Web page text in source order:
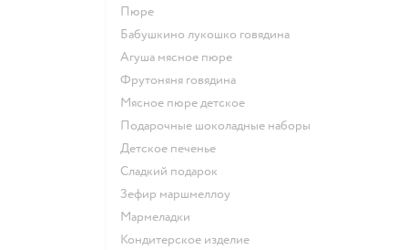
пюре
бабушкино лукошко говядина
агуша мясное пюре
фрутоняня говядина
мясное пюре детское
подарочные шоколадные наборы
детское печенье
сладкий подарок
зефир маршмеллоу
мармеладки
кондитерское изделие